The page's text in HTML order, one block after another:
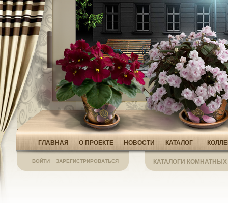
ВОЙТИ ЗАРЕГИСТРИРОВАТЬСЯ КАТАЛОГИ
ГЛАВНАЯ О ПРОЕКТЕ НОВОСТИ КАТАЛОГ